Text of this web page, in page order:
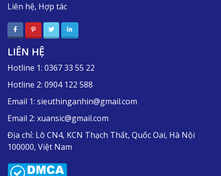
Liên hệ, Hợp tác
LIÊN HỆ
Hotline 1: 0367 33 55 22
Hotline 2: 0904 122 588
Email 1: sieuthinganhin@gmail.com
Email 2: xuansic@gmail.com
Địa chỉ: Lô CN4, KCN Thạch Thất, Quốc Oai, Hà Nội
100000, Việt Nam